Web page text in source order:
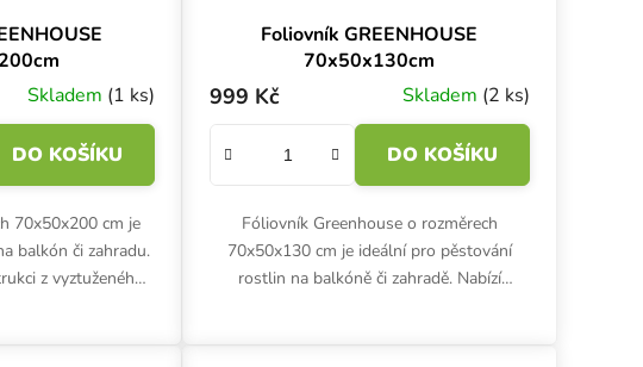
Skladem (1 ks)
DO KOŠÍKU
70x50x200 cm je
balkón či zahradu.
z vyztuženého
Foliovník GREENHOUSE
70x50x130cm
Skladem (2 ks)
999 Kč
DO KOŠÍKU
Fóliovník Greenhouse o rozměrech
70x50x130 cm je ideální pro pěstování
rostlin na balkóně či zahradě. Nabízí